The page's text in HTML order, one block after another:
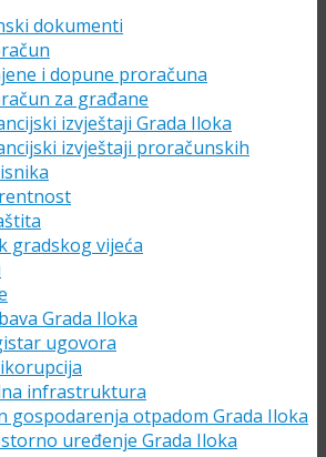
dokumenti
i dopune proračuna
za građane
izvještaji Grada Iloka
izvještaji proračunskih
gradskog vijeća
Grada Iloka
ugovora
infrastruktura
gospodarenja otpadom Grada Iloka
uređenje Grada Iloka